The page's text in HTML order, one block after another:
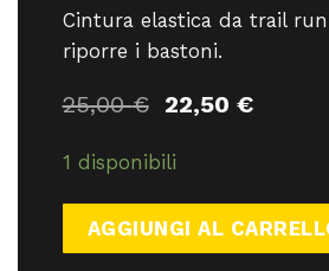
Cintura elastica da trail
riporre i bastoni.
25,00€ Il
originale
era:
25,00 €.
22,50 €Il
22,50
1 disponibili
AGGIUNGI AL